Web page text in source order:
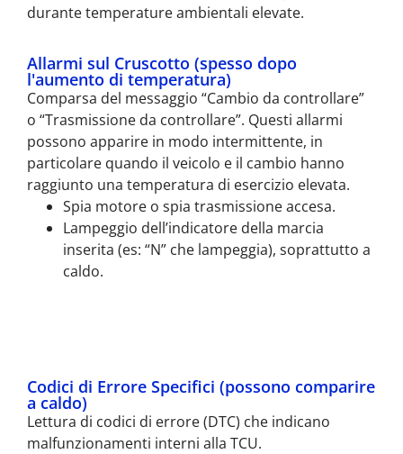
durante temperature ambientali elevate.
Allarmi sul Cruscotto (spesso dopo
l'aumento di temperatura)
Comparsa del messaggio “Cambio da controllare”
o “Trasmissione da controllare”. Questi allarmi
possono apparire in modo intermittente, in
particolare quando il veicolo e il cambio hanno
raggiunto una temperatura di esercizio elevata.
Spia motore o spia trasmissione accesa.
Lampeggio dell’indicatore della marcia
inserita (es: “N” che lampeggia), soprattutto a
caldo.
Codici di Errore Specifici (possono comparire
a caldo)
Lettura di codici di errore (DTC) che indicano
malfunzionamenti interni alla TCU.